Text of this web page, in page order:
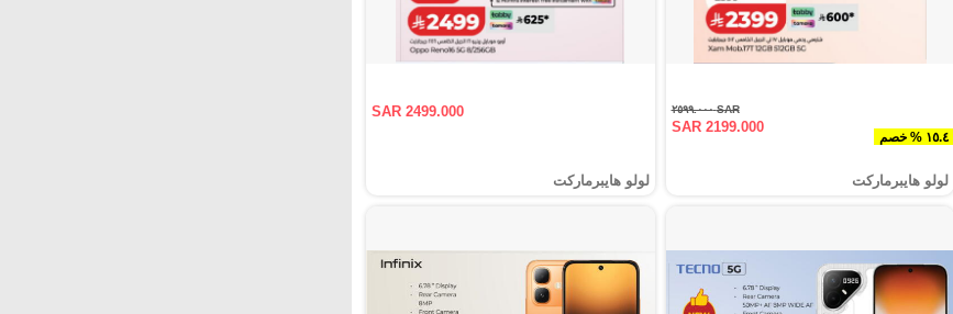
١٥.٤ % خصم
SAR ٢٥٩٩.٠٠٠
SAR 2199.000
لولو هايبرماركت
SAR 2499.000
لولو هايبرماركت